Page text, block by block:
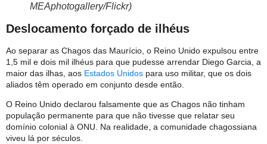
MEAphotogallery/Flickr)
Deslocamento forçado de ilhéus
Ao separar as Chagos das Maurício, o Reino Unido expulsou entre
1,5 mil e dois mil ilhéus para que pudesse arrendar Diego Garcia, a
maior das ilhas, aos Estados Unidos para uso militar, que os dois
aliados têm operado em conjunto desde então.
O Reino Unido declarou falsamente que as Chagos não tinham
população permanente para que não tivesse que relatar seu
domínio colonial à ONU. Na realidade, a comunidade chagossiana
viveu lá por séculos.